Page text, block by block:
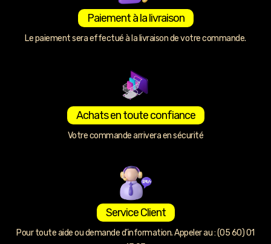
Paiement à la livraison
Le paiement sera effectué à la livraison de votre commande.
Achats en toute confiance
Votre commande arrivera en sécurité
Service Client
Pour toute aide ou demande d’information. Appeler au : (05 60) 01